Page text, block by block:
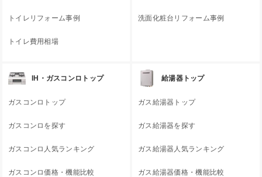
トイレリフォーム事例
トイレ費用相場
洗面化粧台リフォーム事例
IH・ガスコンロトップ
ガスコンロトップ
ガスコンロを探す
ガスコンロ人気ランキング
ガスコンロ価格・機能比較
給湯器トップ
ガス給湯器トップ
ガス給湯器を探す
ガス給湯器人気ランキング
ガス給湯器価格・機能比較